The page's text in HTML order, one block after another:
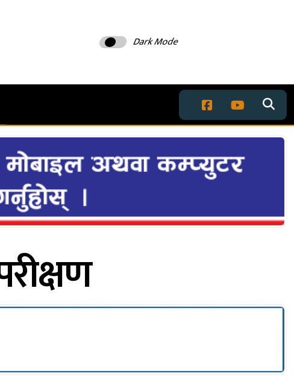
Dark Mode